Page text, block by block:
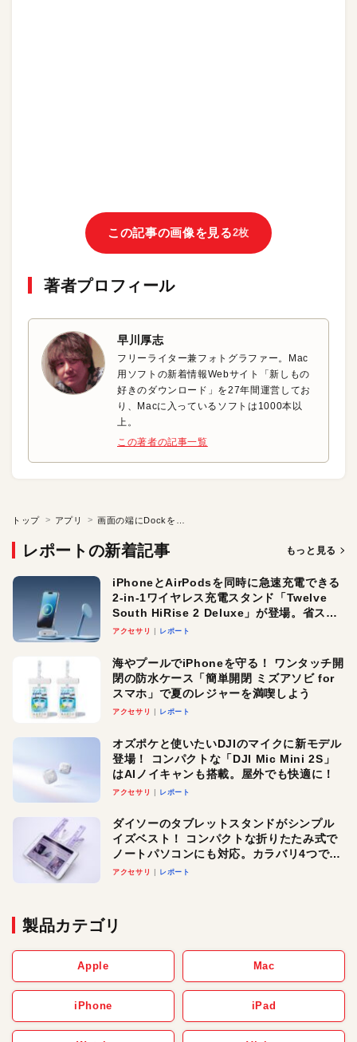
この記事の画像を見る2枚
著者プロフィール
早川厚志
フリーライター兼フォトグラファー。Mac
用ソフトの新着情報Webサイト「新しもの
好きのダウンロード」を27年間運営してお
り、Macに入っているソフトは1000本以
上。
この著者の記事一覧
トップ アプリ
レポートの新着記事 もっと見る
iPhoneとAirPodsを同時に急速充電できる
2-in-1ワイヤレス充電スタンド「Twelve
South HiRise 2 Deluxe」が登場。省スペ
ースでおしゃれに充電したい人にオスス
アクセサリ レポート
海やプールでiPhoneを守る！ ワンタッチ開
閉の防水ケース「簡単開閉 ミズアソビ for
スマホ」で夏のレジャーを満喫しよう
アクセサリ レポート
オズポケと使いたいDJIのマイクに新モデル
登場！ コンパクトな「DJI Mic Mini 2S」
はAIノイキャンも搭載。屋外でも快適に！
アクセサリ レポート
ダイソーのタブレットスタンドがシンプル
イズベスト！ コンパクトな折りたたみ式で
ノートパソコンにも対応。カラバリ4つで選
べる楽しさも
アクセサリ レポート
製品カテゴリ
Apple Mac
iPhone iPad